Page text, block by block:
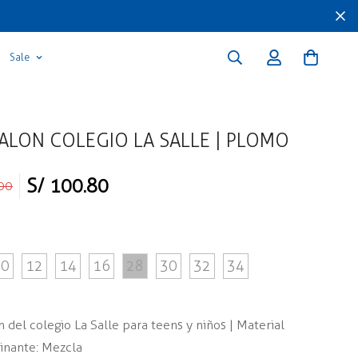
Sale
COLEGIO LA SALLE | PLOMO
S/ 100.80
12 14 16 28 30 32 34
del colegio La Salle para teens y niños | Material
Mezcla